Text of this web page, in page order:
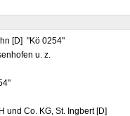
[D] "Kö 0254"
u. z.
und Co. KG, St. Ingbert [D]